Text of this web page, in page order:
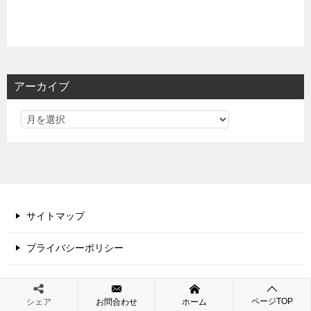
アーカイブ
サイトマップ
プライバシーポリシー
シェア お問合わせ ホーム ページTOP